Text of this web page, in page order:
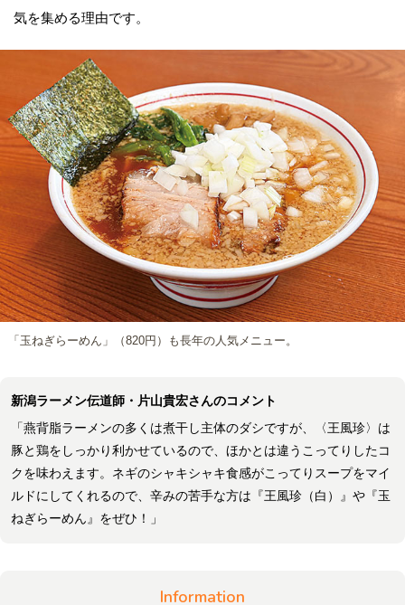
気を集める理由です。
「玉ねぎらーめん」（820円）も長年の人気メニュー。
新潟ラーメン伝道師・片山貴宏さんのコメント
「燕背脂ラーメンの多くは煮干し主体のダシですが、〈王風珍〉は
豚と鶏をしっかり利かせているので、ほかとは違うこってりしたコ
クを味わえます。ネギのシャキシャキ食感がこってりスープをマイ
ルドにしてくれるので、辛みの苦手な方は『王風珍（白）』や『玉
ねぎらーめん』をぜひ！」
Information